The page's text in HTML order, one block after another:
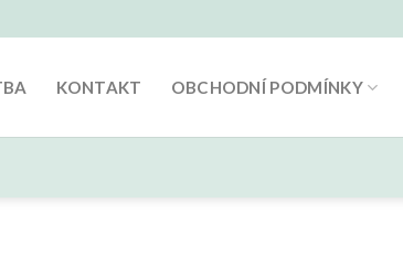
KONTAKT OBCHODNÍ PODMÍNKY